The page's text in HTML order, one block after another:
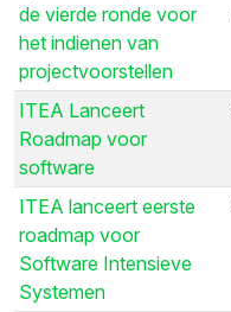
de vierde ronde voor
het indienen van
projectvoorstellen
ITEA Lanceert
Roadmap voor
software
ITEA lanceert eerste
roadmap voor
Software Intensieve
Systemen